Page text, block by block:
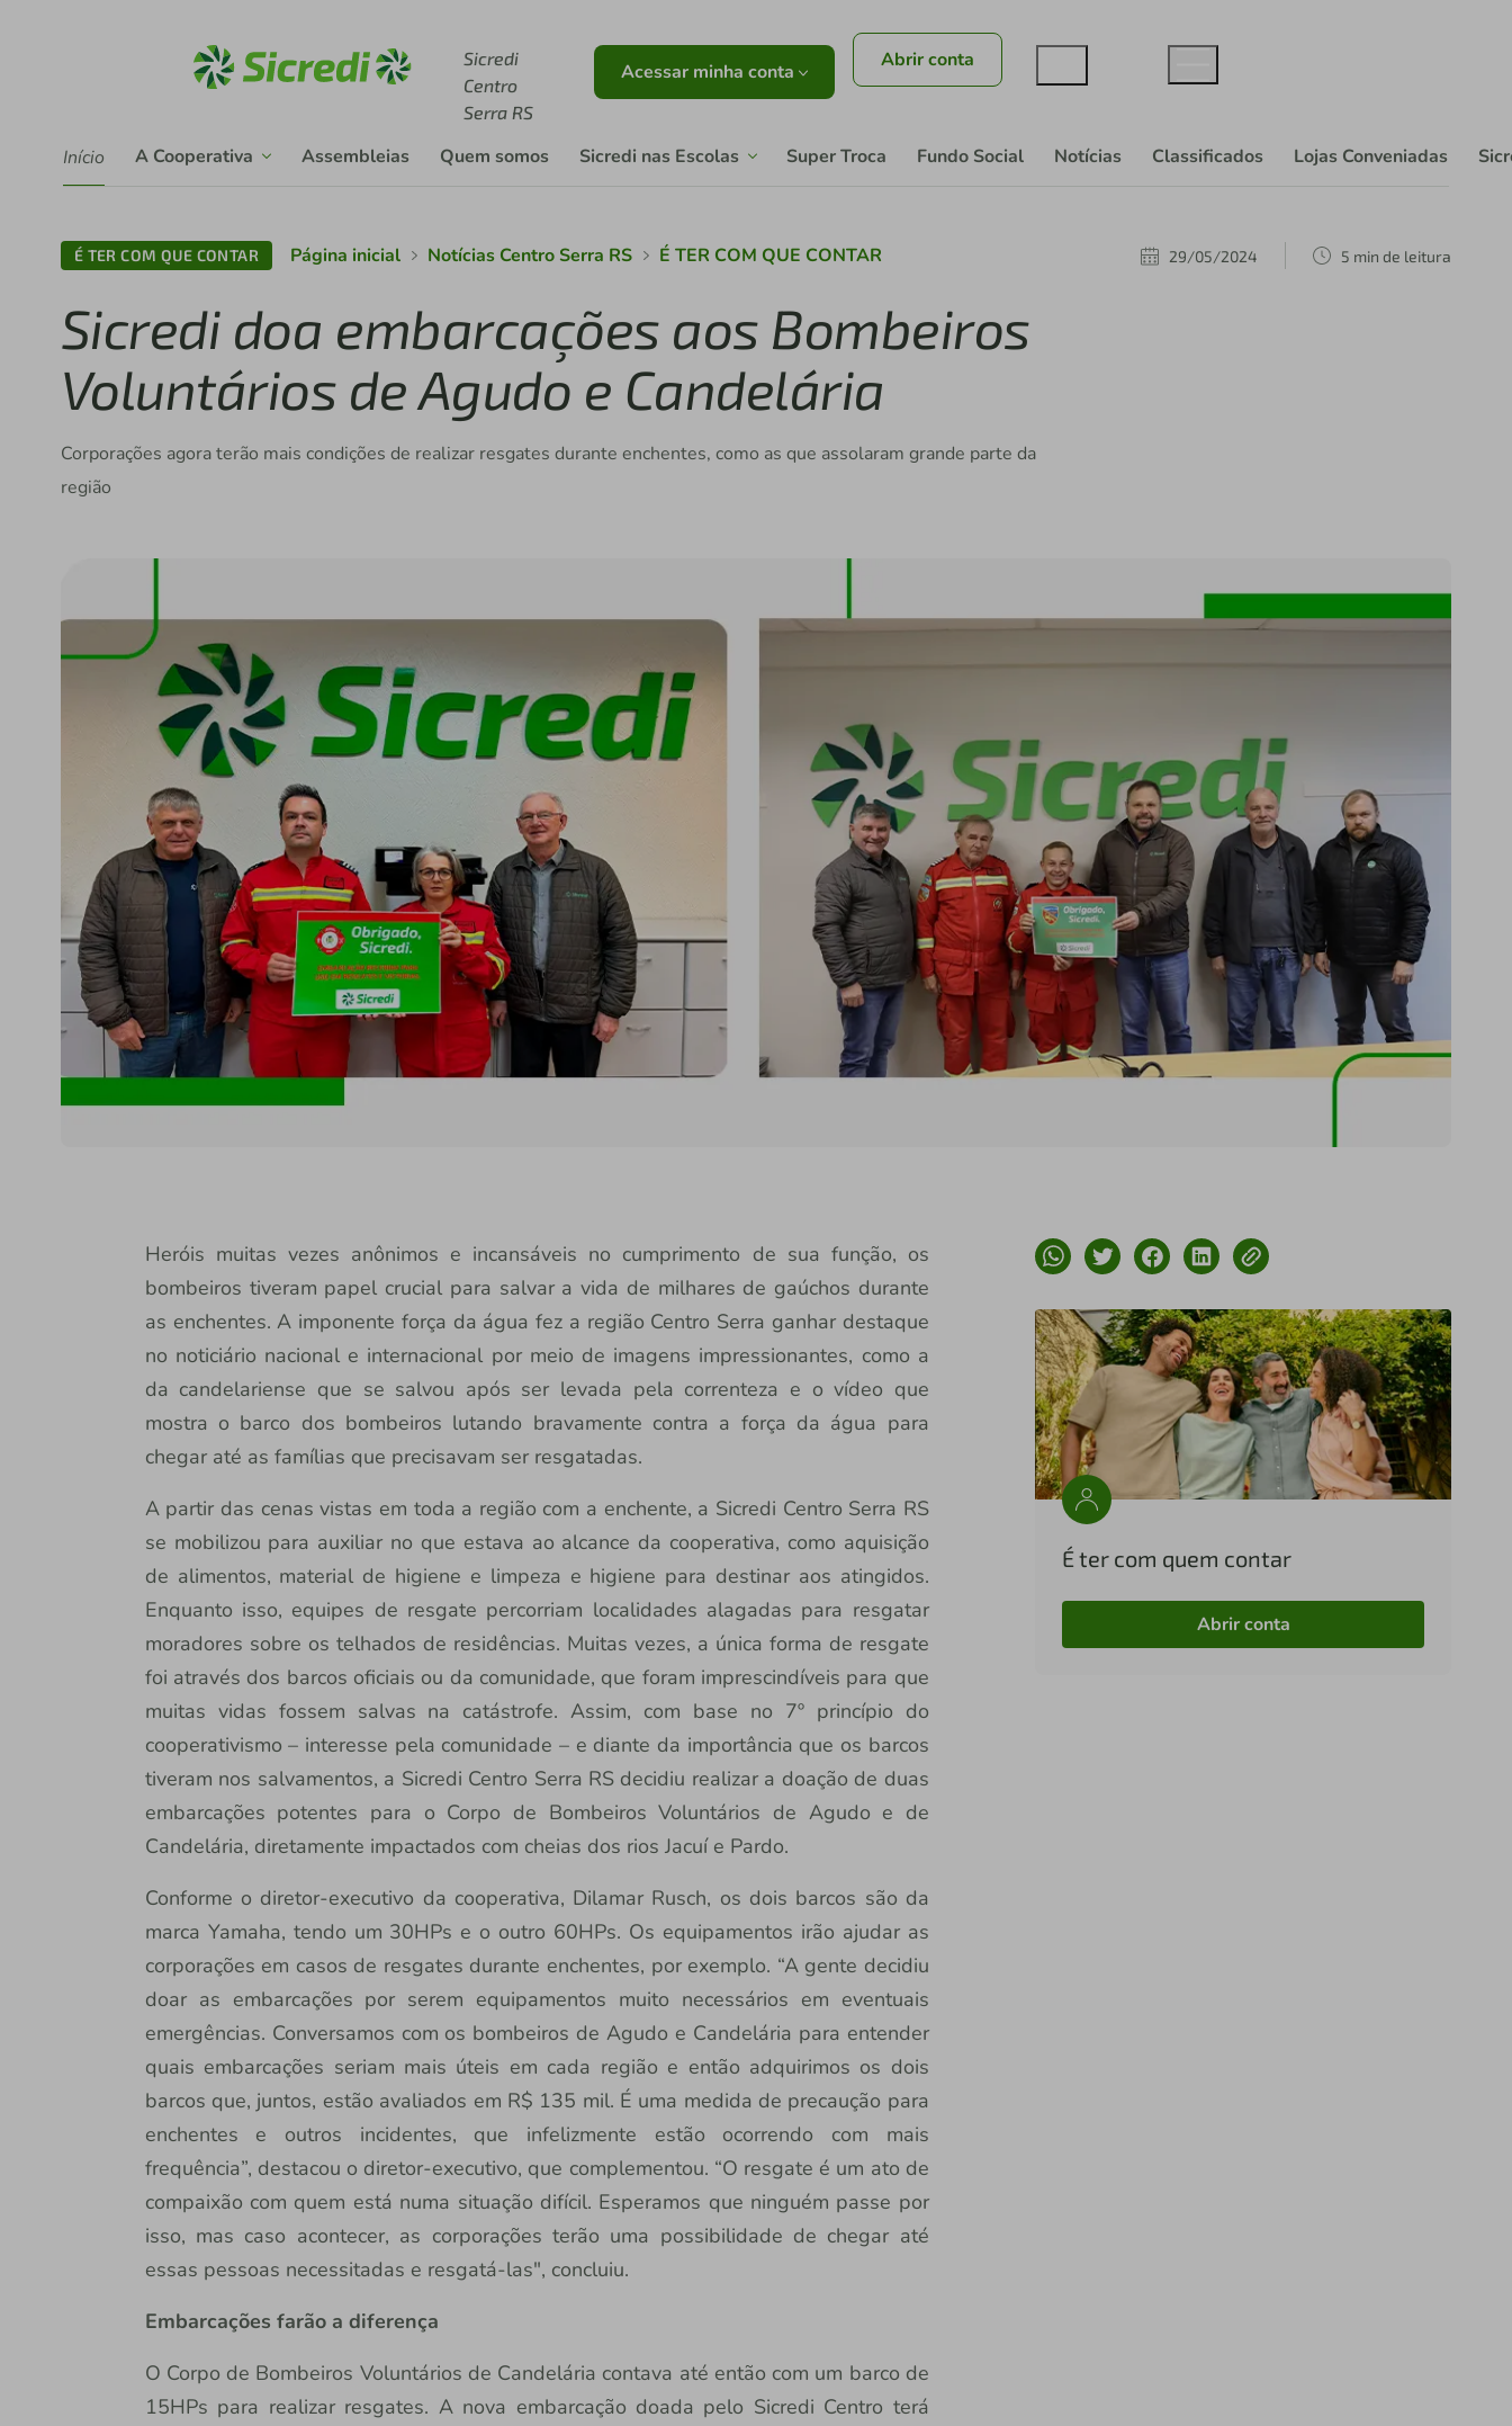
Sicredi
Centro
Serra RS
Acessar minha conta Abrir conta
Início A Cooperativa Assembleias Quem somos Sicredi nas Escolas Super Troca Fundo Social Notícias Classificados Lojas Conveniadas
É TER COM QUE CONTAR Página inicial Notícias Centro Serra RS É TER COM QUE CONTAR 29/05/2024 5 min de leitura
Sicredi doa embarcações aos Bombeiros
Voluntários de Agudo e Candelária
Corporações agora terão mais condições de realizar resgates durante enchentes, como as que assolaram grande parte da
região
Heróis muitas vezes anônimos e incansáveis no cumprimento de sua função, os
bombeiros tiveram papel crucial para salvar a vida de milhares de gaúchos durante
as enchentes. A imponente força da água fez a região Centro Serra ganhar destaque
no noticiário nacional e internacional por meio de imagens impressionantes, como a
da candelariense que se salvou após ser levada pela correnteza e o vídeo que
mostra o barco dos bombeiros lutando bravamente contra a força da água para
chegar até as famílias que precisavam ser resgatadas.
A partir das cenas vistas em toda a região com a enchente, a Sicredi Centro Serra RS
se mobilizou para auxiliar no que estava ao alcance da cooperativa, como aquisição
de alimentos, material de higiene e limpeza e higiene para destinar aos atingidos.
Enquanto isso, equipes de resgate percorriam localidades alagadas para resgatar
moradores sobre os telhados de residências. Muitas vezes, a única forma de resgate
foi através dos barcos oficiais ou da comunidade, que foram imprescindíveis para que
muitas vidas fossem salvas na catástrofe. Assim, com base no 7º princípio do
cooperativismo – interesse pela comunidade – e diante da importância que os barcos
tiveram nos salvamentos, a Sicredi Centro Serra RS decidiu realizar a doação de duas
embarcações potentes para o Corpo de Bombeiros Voluntários de Agudo e de
Candelária, diretamente impactados com cheias dos rios Jacuí e Pardo.
Conforme o diretor-executivo da cooperativa, Dilamar Rusch, os dois barcos são da
marca Yamaha, tendo um 30HPs e o outro 60HPs. Os equipamentos irão ajudar as
corporações em casos de resgates durante enchentes, por exemplo. “A gente decidiu
doar as embarcações por serem equipamentos muito necessários em eventuais
emergências. Conversamos com os bombeiros de Agudo e Candelária para entender
quais embarcações seriam mais úteis em cada região e então adquirimos os dois
barcos que, juntos, estão avaliados em R$ 135 mil. É uma medida de precaução para
enchentes e outros incidentes, que infelizmente estão ocorrendo com mais
frequência”, destacou o diretor-executivo, que complementou. “O resgate é um ato de
compaixão com quem está numa situação difícil. Esperamos que ninguém passe por
isso, mas caso acontecer, as corporações terão uma possibilidade de chegar até
essas pessoas necessitadas e resgatá-las", concluiu.
Embarcações farão a diferença
O Corpo de Bombeiros Voluntários de Candelária contava até então com um barco de
15HPs para realizar resgates. A nova embarcação doada pelo Sicredi Centro terá
É ter com quem contar
Abrir conta